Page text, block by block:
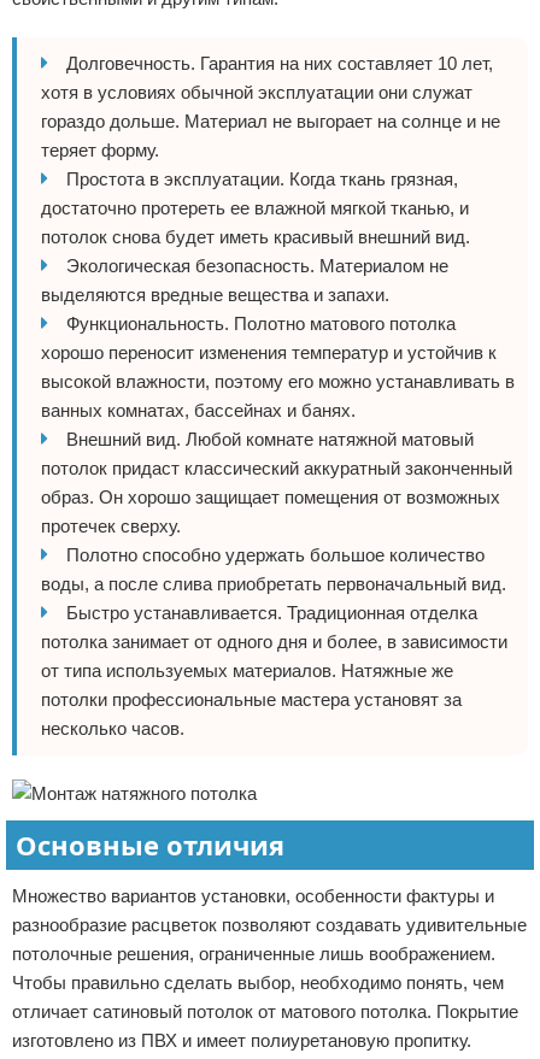
Долговечность. Гарантия на них составляет 10 лет,
хотя в условиях обычной эксплуатации они служат
гораздо дольше. Материал не выгорает на солнце и не
теряет форму.
Простота в эксплуатации. Когда ткань грязная,
достаточно протереть ее влажной мягкой тканью, и
потолок снова будет иметь красивый внешний вид.
Экологическая безопасность. Материалом не
выделяются вредные вещества и запахи.
Функциональность. Полотно матового потолка
хорошо переносит изменения температур и устойчив к
высокой влажности, поэтому его можно устанавливать в
ванных комнатах, бассейнах и банях.
Внешний вид. Любой комнате натяжной матовый
потолок придаст классический аккуратный законченный
образ. Он хорошо защищает помещения от возможных
протечек сверху.
Полотно способно удержать большое количество
воды, а после слива приобретать первоначальный вид.
Быстро устанавливается. Традиционная отделка
потолка занимает от одного дня и более, в зависимости
от типа используемых материалов. Натяжные же
потолки профессиональные мастера установят за
несколько часов.
Основные отличия
Множество вариантов установки, особенности фактуры и
разнообразие расцветок позволяют создавать удивительные
потолочные решения, ограниченные лишь воображением.
Чтобы правильно сделать выбор, необходимо понять, чем
отличает сатиновый потолок от матового потолка. Покрытие
изготовлено из ПВХ и имеет полиуретановую пропитку.